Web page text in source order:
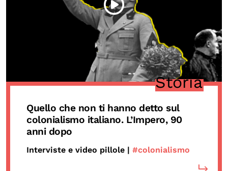
Progetti Nazionali
Progetti Internazionali
Storie di Resistenza, ottant’anni dopo
Calendario civile
Podcast
OLTRE LA SCUOLA
Storia
Quello che non ti hanno detto sul
colonialismo italiano. L’Impero, 90
anni dopo
Interviste e video pillole | #colonialismo